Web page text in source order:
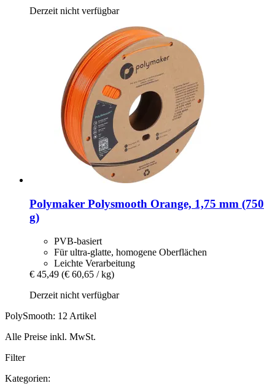
Derzeit nicht verfügbar
Polymaker Polysmooth Orange, 1,75 mm (750
g)
PVB-basiert
Für ultra-glatte, homogene Oberflächen
Leichte Verarbeitung
€ 45,49 (€ 60,65 / kg)
Derzeit nicht verfügbar
PolySmooth: 12 Artikel
Alle Preise inkl. MwSt.
Filter
Kategorien: